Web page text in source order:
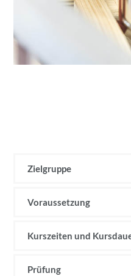
Zielgruppe
Voraussetzung
Kurszeiten und
Prüfung